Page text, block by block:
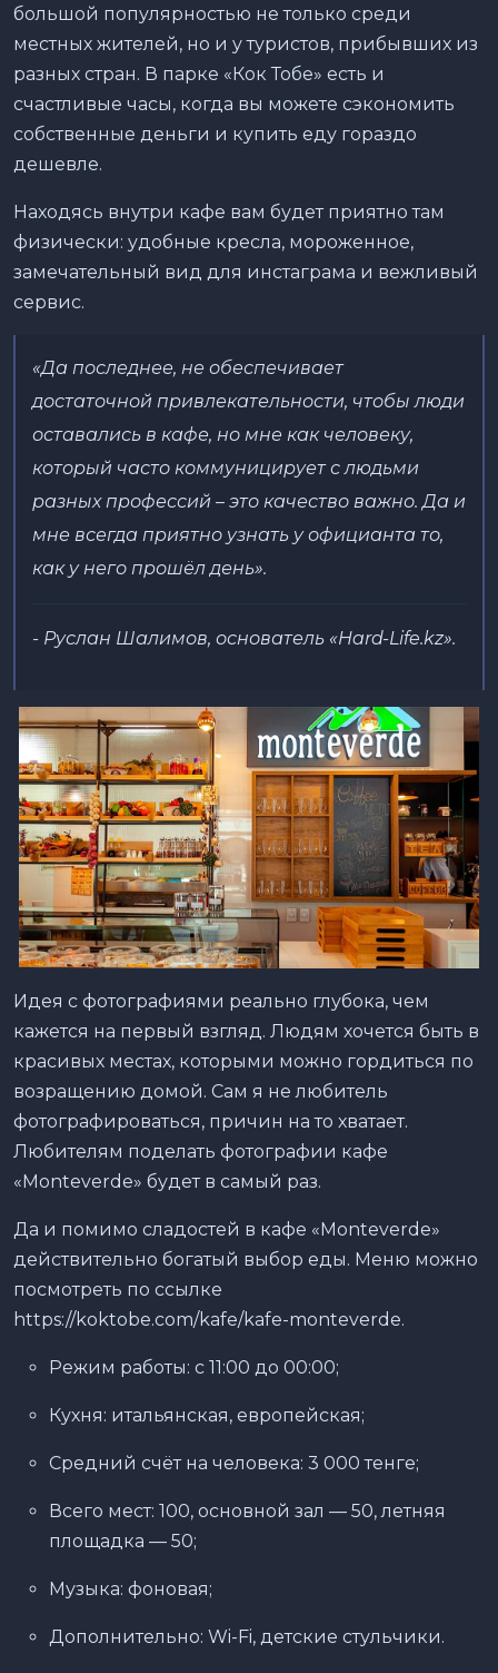
большой популярностью не только среди
местных жителей, но и у туристов, прибывших из
разных стран. В парке «Кок Тобе» есть и
счастливые часы, когда вы можете сэкономить
собственные деньги и купить еду гораздо
дешевле.
Находясь внутри кафе вам будет приятно там
физически: удобные кресла, мороженное,
замечательный вид для инстаграма и вежливый
сервис.
«Да последнее, не обеспечивает
достаточной привлекательности, чтобы люди
оставались в кафе, но мне как человеку,
который часто коммуницирует с людьми
разных профессий – это качество важно. Да и
мне всегда приятно узнать у официанта то,
как у него прошёл день».
- Руслан Шалимов, основатель «Hard-Life.kz».
Идея с фотографиями реально глубока, чем
кажется на первый взгляд. Людям хочется быть в
красивых местах, которыми можно гордиться по
возращению домой. Сам я не любитель
фотографироваться, причин на то хватает.
Любителям поделать фотографии кафе
«Monteverde» будет в самый раз.
Да и помимо сладостей в кафе «Monteverde»
действительно богатый выбор еды. Меню можно
посмотреть по ссылке
https://koktobe.com/kafe/kafe-monteverde.
Режим работы: с 11:00 до 00:00;
Кухня: итальянская, европейская;
Средний счёт на человека: 3 000 тенге;
Всего мест: 100, основной зал — 50, летняя
площадка — 50;
Музыка: фоновая;
Дополнительно: Wi-Fi, детские стульчики.